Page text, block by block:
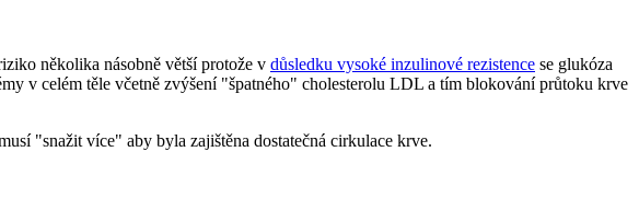
několika násobně větší protože v důsledku vysoké inzulinové rezistence se glukóza
v celém těle včetně zvýšení "špatného" cholesterolu LDL a tím blokování průtoku krve
"snažit více" aby byla zajištěna dostatečná cirkulace krve.